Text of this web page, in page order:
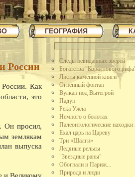
освоил насечку слесарных пил. До этого
археологическая экспедиция для дальнейших
трудящиеся области методом народной
на строительстве льнокомбината построена
здание школы ФЗУ. Начато сооружение
производство автолесовоза А-51-12 в 73
км в час, вместо 25 у предыдущих. Это самый
Германии рабочие и служащие
июльского плана. Лучшим предприятием города
Красное знамя горкома ВКП(б) и
узле, в судоремонтных мастерских, на ВПВРЗ
широкого потребления кухонных плит, ведер,
механическом заводе освоено производство
третье место во Всесоюзном социалистическом
областного драматического театра.
ГЕОГРАФИЯ
Следы невиданных зверей
Богатства "Кораллового
Листы каменной книги
Огненный фонтан
Вулкан под Вытегрой
Падун
Река Ужла
Немного о болотах
Палеонтологические
Ехал царь на Цареву
Три «Шалги»
Ледяные рельсы
"Звездные раны"
Обогнали и Париж...
Природа и люди
России
Как
это
Он просил,
землякам
выпуска